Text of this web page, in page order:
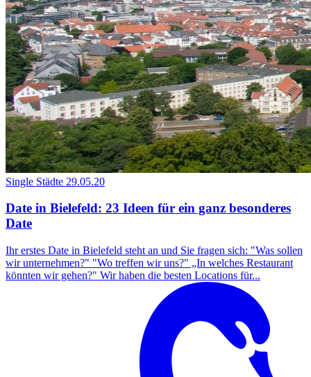
Single Städte 29.05.20
Date in Bielefeld: 23 Ideen für ein ganz besonderes
Date
Ihr erstes Date in Bielefeld steht an und Sie fragen sich: "Was sollen
wir unternehmen?" "Wo treffen wir uns?" „In welches Restaurant
könnten wir gehen?" Wir haben die besten Locations für...